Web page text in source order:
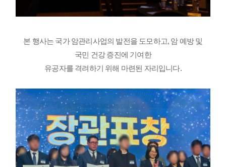
본 행사는 국가 암관리사업의 발전을 도모하고, 암 예방 및
국민 건강 증진에 기여한
유공자를 격려하기 위해 마련된 자리입니다.